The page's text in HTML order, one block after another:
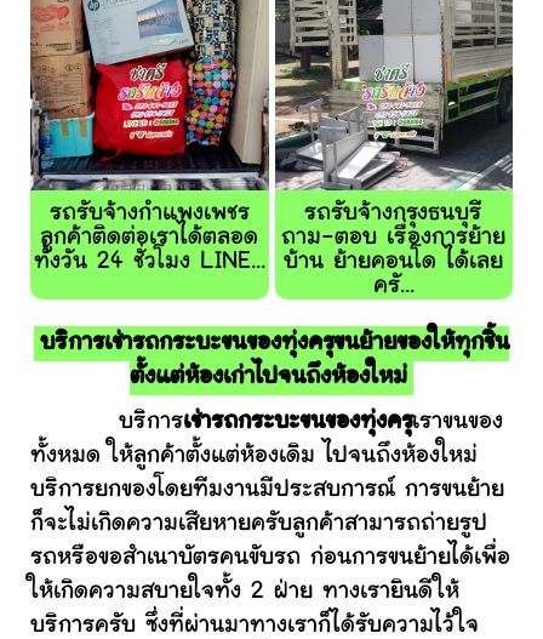
รถรับจ้างกำแพงเพชร
ลูกค้าติดต่อเราได้ตลอด
ทั้งวัน 24 ชั่วโมง LINE...
รถรับจ้างกรุงธนบุรี
ถาม-ตอบ เรื่องการย้าย
บ้าน ย้ายคอนโด ได้เลย
ครั...
บริการเช่ารถกระบะขนของทุ่งครุขนย้ายของให้ทุกชิ้น
ตั้งแต่ห้องเก่าไปจนถึงห้องใหม่
บริการเช่ารถกระบะขนของทุ่งครุเราขนของ
ทั้งหมด ให้ลูกค้าตั้งแต่ห้องเดิม ไปจนถึงห้องใหม่
บริการยกของโดยทีมงานมีประสบการณ์ การขนย้าย
ก็จะไม่เกิดความเสียหายครับลูกค้าสามารถถ่ายรูป
รถหรือขอสำเนาบัตรคนขับรถ ก่อนการขนย้ายได้เพื่อ
ให้เกิดความสบายใจทั้ง 2 ฝ่าย ทางเรายินดีให้
บริการครับ ซึ่งที่ผ่านมาทางเราก็ได้รับความไว้ใจ